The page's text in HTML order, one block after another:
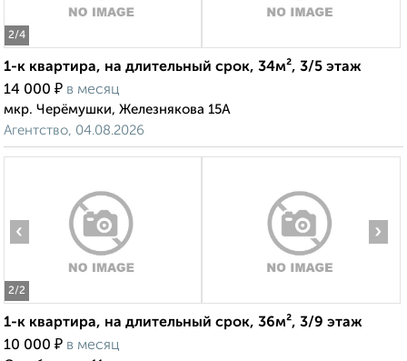
2/4
1-к квартира, на длительный срок, 34м², 3/5 этаж
14 000 ₽ в месяц
мкр. Черёмушки, Железнякова 15А
Агентство, 04.08.2026
2/2
‹ ›
1-к квартира, на длительный срок, 36м², 3/9 этаж
10 000 ₽ в месяц